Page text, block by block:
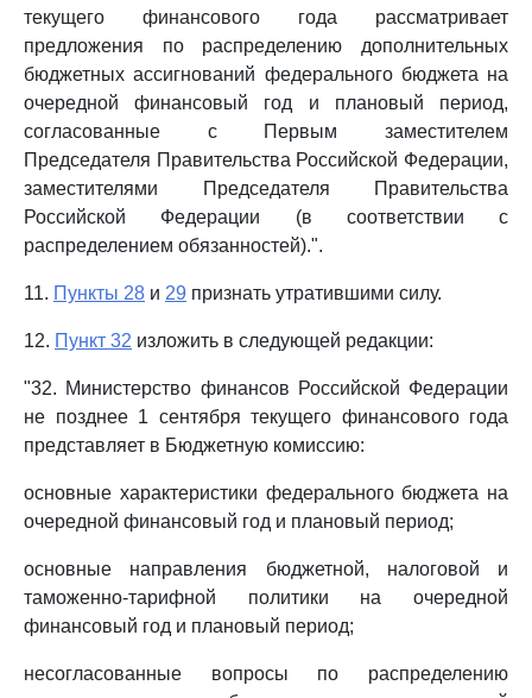
текущего финансового года рассматривает
предложения по распределению дополнительных
бюджетных ассигнований федерального бюджета на
очередной финансовый год и плановый период,
согласованные с Первым заместителем
Председателя Правительства Российской Федерации,
заместителями Председателя Правительства
Российской Федерации (в соответствии с
распределением обязанностей).".
11. Пункты 28 и 29 признать утратившими силу.
12. Пункт 32 изложить в следующей редакции:
"32. Министерство финансов Российской Федерации
не позднее 1 сентября текущего финансового года
представляет в Бюджетную комиссию:
основные характеристики федерального бюджета на
очередной финансовый год и плановый период;
основные направления бюджетной, налоговой и
таможенно-тарифной политики на очередной
финансовый год и плановый период;
несогласованные вопросы по распределению